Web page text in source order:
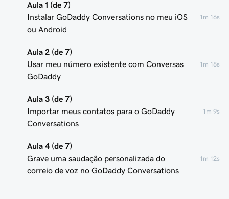
Aula 1 (de 7)
Instalar GoDaddy Conversations no meu iOS
ou Android
1m 16s
Aula 2 (de 7)
Usar meu número existente com Conversas
GoDaddy
1m 18s
Aula 3 (de 7)
Importar meus contatos para o GoDaddy
Conversations
1m 9s
Aula 4 (de 7)
Grave uma saudação personalizada do
correio de voz no GoDaddy Conversations
1m 12s